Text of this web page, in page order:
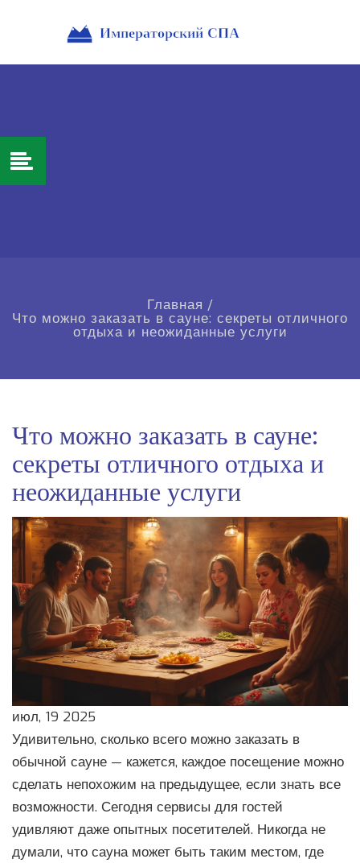
Главная /
Что можно заказать в сауне: секреты отличного
отдыха и неожиданные услуги
Что можно заказать в сауне:
секреты отличного отдыха и
неожиданные услуги
июл, 19 2025
Удивительно, сколько всего можно заказать в
обычной сауне — кажется, каждое посещение можно
сделать непохожим на предыдущее, если знать все
возможности. Сегодня сервисы для гостей
удивляют даже опытных посетителей. Никогда не
думали, что сауна может быть таким местом, где